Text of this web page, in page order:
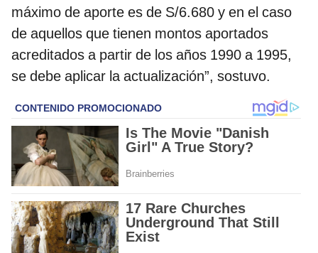
máximo de aporte es de S/6.680 y en el caso
de aquellos que tienen montos aportados
acreditados a partir de los años 1990 a 1995,
se debe aplicar la actualización”, sostuvo.